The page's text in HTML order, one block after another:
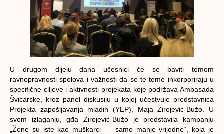
U drugom dijelu dana učesnici će se baviti temom
ravnopravnosti spolova i važnosti da se te teme inkorporiraju u
specifične ciljeve i aktivnosti projekata koje podržava Ambasada
Švicarske, kroz panel diskusiju u kojoj učestvuje predstavnica
Projekta zapošljavanja mladih (YEP), Maja Zirojević-Bužo. U
svom izlaganju, gđa Zirojević-Bužo je predstavila kampanju
„Žene su iste kao muškarci – samo manje vrijedne“, koja je